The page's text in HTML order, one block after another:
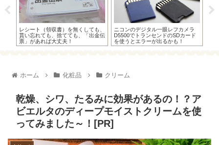
カメラ
カード
キャバ嬢（ホステス）の経費の分け
方はこうだ！確定申告歴5年のキャ
バ嬢はこう分けています(｡･ω･)ﾉ
キャバクラとネットショップとブロ
グで収入がある私の「経費」を書い
てみた！
ホーム 化粧品 クリーム
乾燥、シワ、たるみに効果があるの！？ア
ビエルタのディープモイストクリームを使
ってみました～！[PR]